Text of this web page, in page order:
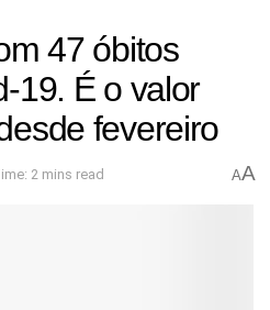
47 óbitos
19. É o valor
fevereiro
2 mins read AA